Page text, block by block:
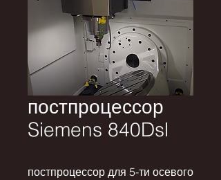
постпроцессор
Siemens 840Dsl
постпроцессор для 5-ти осевого